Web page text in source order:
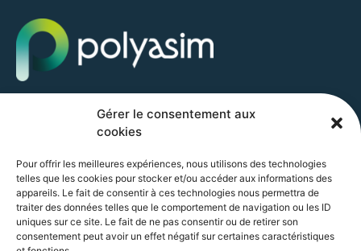
Gérer le consentement aux
cookies
Pour offrir les meilleures expériences, nous utilisons des technologies
telles que les cookies pour stocker et/ou accéder aux informations des
appareils. Le fait de consentir à ces technologies nous permettra de
traiter des données telles que le comportement de navigation ou les ID
uniques sur ce site. Le fait de ne pas consentir ou de retirer son
consentement peut avoir un effet négatif sur certaines caractéristiques
POLYASIM GROUP SAS
10 AVENUE ZAC DE CHASSAGNE
69360 TERNAY
accueil@polyasim.com